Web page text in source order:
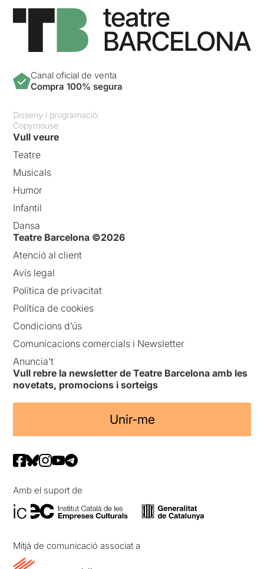
Canal oficial de venta
Compra 100% segura
Disseny i programació:
Copymouse
Vull veure
Teatre
Musicals
Humor
Infantil
Dansa
Teatre Barcelona ©2026
Atenció al client
Avís legal
Política de privacitat
Política de cookies
Condicions d’ús
Comunicacions comercials i Newsletter
Anuncia’t
Vull rebre la newsletter de Teatre Barcelona amb les
novetats, promocions i sorteigs
Unir-me
Amb el suport de
Mitjà de comunicació associat a